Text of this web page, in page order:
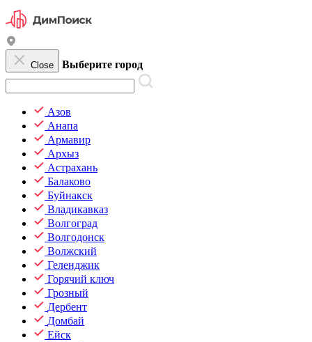
Close Выберите город
Азов
Анапа
Армавир
Архыз
Астрахань
Балаково
Буйнакск
Владикавказ
Волгоград
Волгодонск
Волжский
Геленджик
Горячий ключ
Грозный
Дербент
Домбай
Ейск